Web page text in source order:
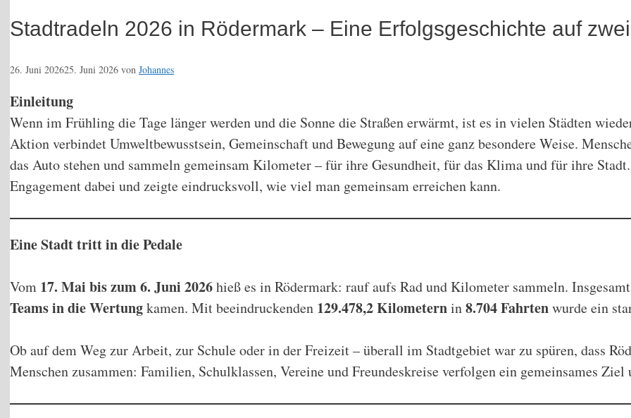
Stadtradeln 2026 in Rödermark – Eine Erfolgsgeschichte auf
26. Juni 202625. Juni 2026 von Johannes
Einleitung
Wenn im Frühling die Tage länger werden und die Sonne die Straßen erwärmt, ist es in vielen Städten
Aktion verbindet Umweltbewusstsein, Gemeinschaft und Bewegung auf eine ganz besondere Weise.
das Auto stehen und sammeln gemeinsam Kilometer – für ihre Gesundheit, für das Klima und für ihre
Engagement dabei und zeigte eindrucksvoll, wie viel man gemeinsam erreichen kann.
Eine Stadt tritt in die Pedale
Vom 17. Mai bis zum 6. Juni 2026hieß es in Rödermark: rauf aufs Rad und Kilometer sammeln. Insgesamt
Teams in die Wertungkamen. Mit beeindruckenden 129.478,2 Kilometernin8.704 Fahrtenwurde ein
Ob auf dem Weg zur Arbeit, zur Schule oder in der Freizeit – überall im Stadtgebiet war zu spüren, dass
Menschen zusammen: Familien, Schulklassen, Vereine und Freundeskreise verfolgen ein gemeinsames Ziel